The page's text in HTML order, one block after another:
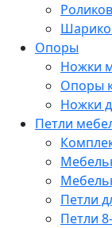
Опоры
Ножки
Опоры
Ножки
Петли
Петли
Петли